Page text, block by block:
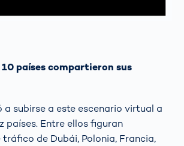
países compartieron sus
a subirse a este escenario virtual a
países. Entre ellos figuran
de Dubái, Polonia, Francia,